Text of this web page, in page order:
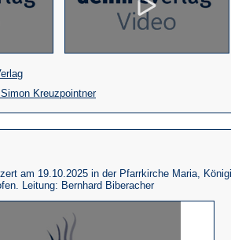
(Öffnet
in
einem
neuen
Kreuzpointner(Öffnet
in
einem
Tab)
am 19.10.2025 in der Pfarrkirche Maria,
Leitung: Bernhard Biberacher